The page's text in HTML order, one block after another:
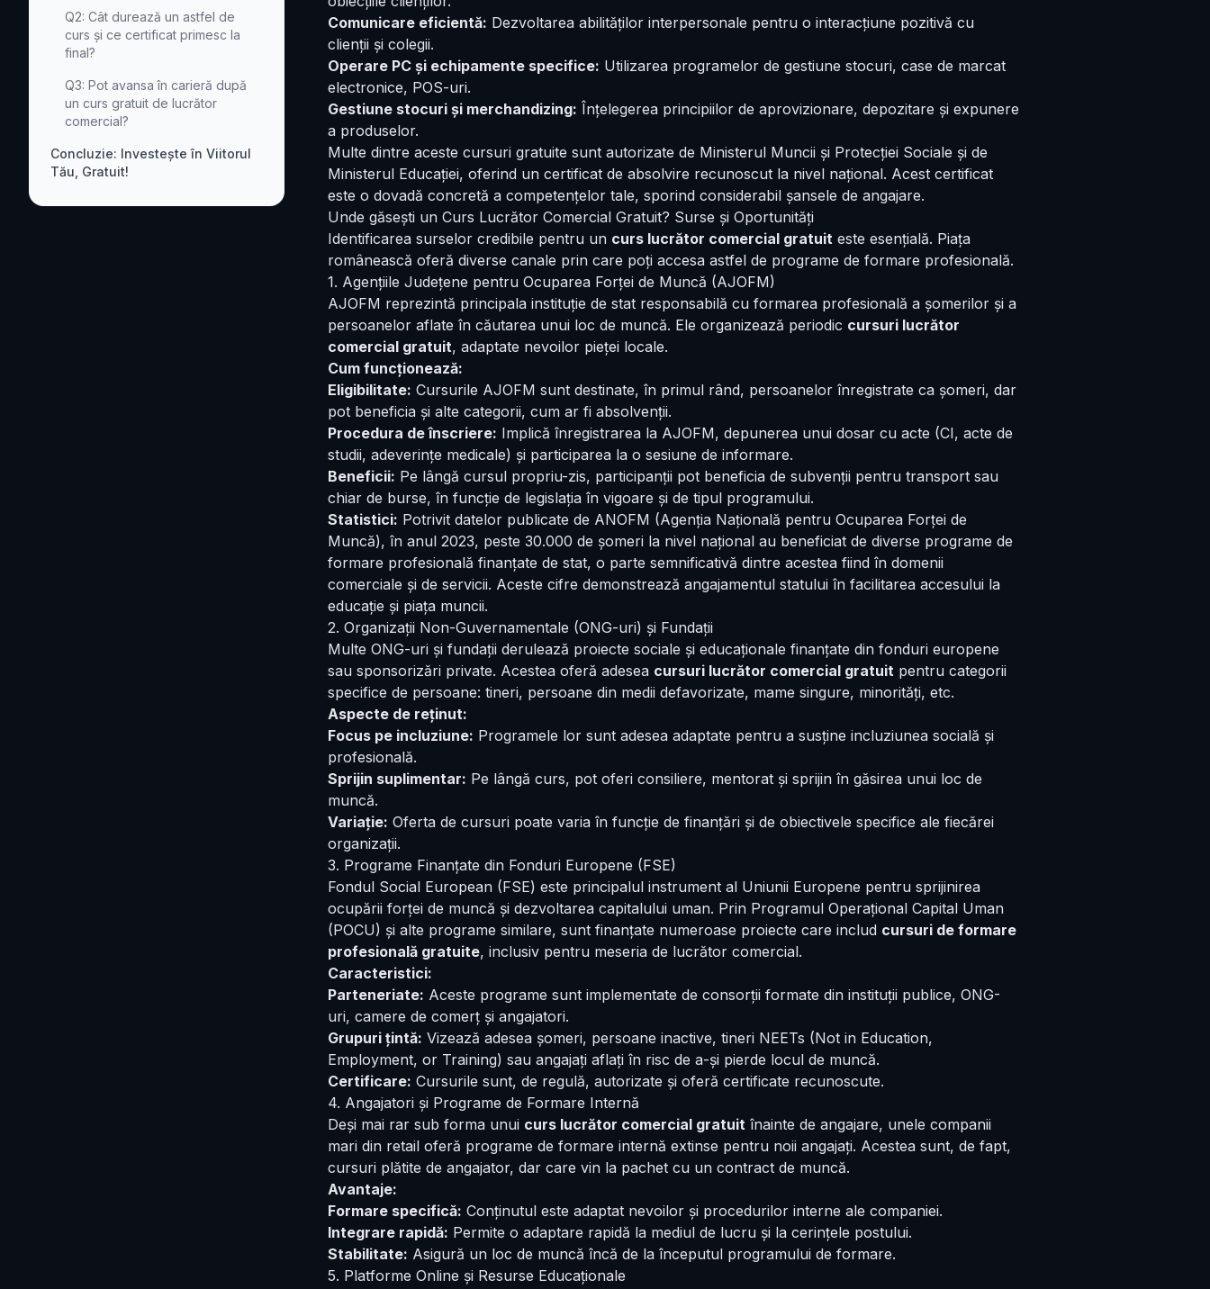
Q2: Cât durează un astfel de
curs și ce certificat primesc la
final?
Q3: Pot avansa în carieră după
un curs gratuit de lucrător
comercial?
Concluzie: Investește în Viitorul
Tău, Gratuit!
Comunicare eficientă: Dezvoltarea abilităților interpersonale pentru o interacțiune pozitivă cu
clienții și colegii.
Operare PC și echipamente specifice: Utilizarea programelor de gestiune stocuri, case de marcat
electronice, POS-uri.
Gestiune stocuri și merchandizing: Înțelegerea principiilor de aprovizionare, depozitare și expunere
a produselor.
Multe dintre aceste cursuri gratuite sunt autorizate de Ministerul Muncii și Protecției Sociale și de
Ministerul Educației, oferind un certificat de absolvire recunoscut la nivel național. Acest certificat
este o dovadă concretă a competențelor tale, sporind considerabil șansele de angajare.
Unde găsești un Curs Lucrător Comercial Gratuit? Surse și Oportunități
Identificarea surselor credibile pentru un curs lucrător comercial gratuiteste esențială. Piața
românească oferă diverse canale prin care poți accesa astfel de programe de formare profesională.
1. Agențiile Județene pentru Ocuparea Forței de Muncă (AJOFM)
AJOFM reprezintă principala instituție de stat responsabilă cu formarea profesională a șomerilor și a
persoanelor aflate în căutarea unui loc de muncă. Ele organizează periodic cursuri lucrător
comercial gratuit, adaptate nevoilor pieței locale.
Cum funcționează:
Eligibilitate: Cursurile AJOFM sunt destinate, în primul rând, persoanelor înregistrate ca șomeri, dar
pot beneficia și alte categorii, cum ar fi absolvenții.
Procedura de înscriere: Implică înregistrarea la AJOFM, depunerea unui dosar cu acte (CI, acte de
studii, adeverințe medicale) și participarea la o sesiune de informare.
Beneficii: Pe lângă cursul propriu-zis, participanții pot beneficia de subvenții pentru transport sau
chiar de burse, în funcție de legislația în vigoare și de tipul programului.
Statistici: Potrivit datelor publicate de ANOFM (Agenția Națională pentru Ocuparea Forței de
Muncă), în anul 2023, peste 30.000 de șomeri la nivel național au beneficiat de diverse programe de
formare profesională finanțate de stat, o parte semnificativă dintre acestea fiind în domenii
comerciale și de servicii. Aceste cifre demonstrează angajamentul statului în facilitarea accesului la
educație și piața muncii.
2. Organizații Non-Guvernamentale (ONG-uri) și Fundații
Multe ONG-uri și fundații derulează proiecte sociale și educaționale finanțate din fonduri europene
sau sponsorizări private. Acestea oferă adesea cursuri lucrător comercial gratuitpentru categorii
specifice de persoane: tineri, persoane din medii defavorizate, mame singure, minorități, etc.
Aspecte de reținut:
Focus pe incluziune: Programele lor sunt adesea adaptate pentru a susține incluziunea socială și
profesională.
Sprijin suplimentar: Pe lângă curs, pot oferi consiliere, mentorat și sprijin în găsirea unui loc de
muncă.
Variație: Oferta de cursuri poate varia în funcție de finanțări și de obiectivele specifice ale fiecărei
organizații.
3. Programe Finanțate din Fonduri Europene (FSE)
Fondul Social European (FSE) este principalul instrument al Uniunii Europene pentru sprijinirea
ocupării forței de muncă și dezvoltarea capitalului uman. Prin Programul Operațional Capital Uman
(POCU) și alte programe similare, sunt finanțate numeroase proiecte care includ cursuri de formare
profesională gratuite, inclusiv pentru meseria de lucrător comercial.
Caracteristici:
Parteneriate: Aceste programe sunt implementate de consorții formate din instituții publice, ONG-
uri, camere de comerț și angajatori.
Grupuri țintă: Vizează adesea șomeri, persoane inactive, tineri NEETs (Not in Education,
Employment, or Training) sau angajați aflați în risc de a-și pierde locul de muncă.
Certificare: Cursurile sunt, de regulă, autorizate și oferă certificate recunoscute.
4. Angajatori și Programe de Formare Internă
Deși mai rar sub forma unui curs lucrător comercial gratuitînainte de angajare, unele companii
mari din retail oferă programe de formare internă extinse pentru noii angajați. Acestea sunt, de fapt,
cursuri plătite de angajator, dar care vin la pachet cu un contract de muncă.
Avantaje:
Formare specifică: Conținutul este adaptat nevoilor și procedurilor interne ale companiei.
Integrare rapidă: Permite o adaptare rapidă la mediul de lucru și la cerințele postului.
Stabilitate: Asigură un loc de muncă încă de la începutul programului de formare.
5. Platforme Online și Resurse Educaționale